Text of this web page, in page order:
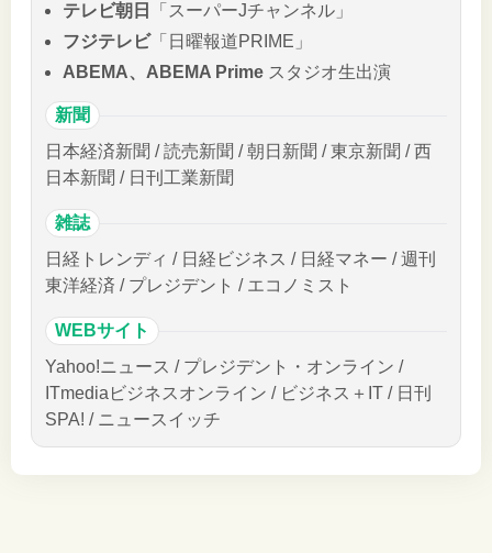
テレビ朝日
「スーパーJチャンネル」
フジテレビ「日曜報道PRIME」
ABEMA、ABEMA Prime スタジオ生出演
新聞
日本経済新聞 / 読売新聞 / 朝日新聞 / 東京新聞 / 西
日本新聞 / 日刊工業新聞
雑誌
日経トレンディ / 日経ビジネス / 日経マネー / 週刊
東洋経済 / プレジデント / エコノミスト
WEBサイト
Yahoo!ニュース / プレジデント・オンライン /
ITmediaビジネスオンライン / ビジネス＋IT / 日刊
SPA! / ニュースイッチ